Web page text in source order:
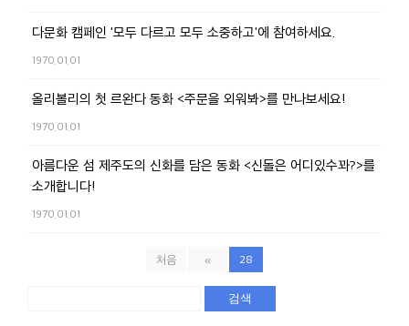
다문화 캠페인 '모두 다르고 모두 소중하고'에 참여하세요.
1970.01.01
올리볼리의 첫 르완다 동화 <주문을 외워봐>를 만나보세요!
1970.01.01
아름다운 섬 제주도의 신화를 담은 동화 <신돌은 어디있수꽈?>를
소개합니다!
1970.01.01
처음 « 28
검색